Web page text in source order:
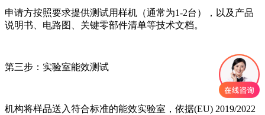
申请方按照要求提供测试用样机（通常为1-2台），以及产品
说明书、电路图、关键零部件清单等技术文档。
第三步：实验室能效测试
机构将样品送入符合标准的能效实验室，依据(EU) 2019/2022